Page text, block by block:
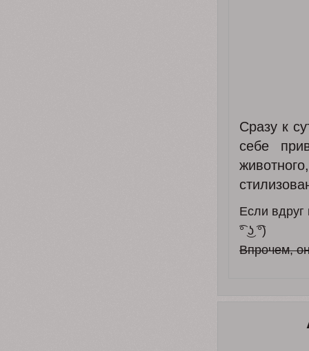
Сразу к
себе
Если вдруг
͡° ͜ʖ ͡°)
Впрочем,